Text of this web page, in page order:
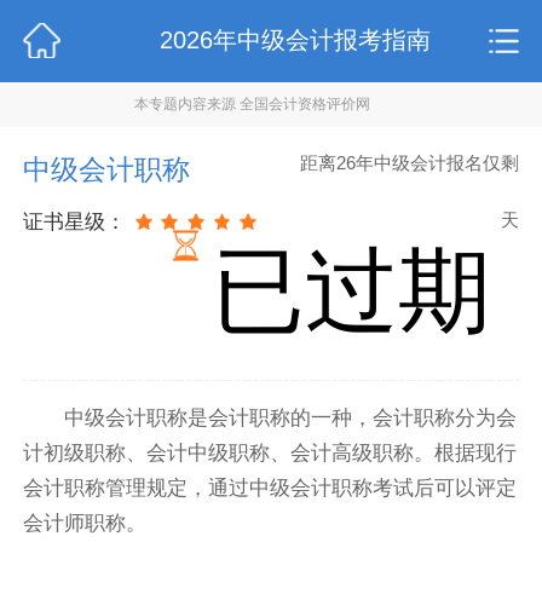
2026年中级会计报考指南
本专题内容来源 全国会计资格评价网
中级会计职称 距离26年中级会计报名仅剩
证书星级： 天
已过期
中级会计职称是会计职称的一种，会计职称分为会
计初级职称、会计中级职称、会计高级职称。根据现行
会计职称管理规定，通过中级会计职称考试后可以评定
会计师职称。